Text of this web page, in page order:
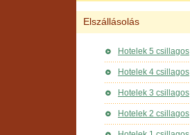
Elszállásolás
Hotelek 5 csillagos
Hotelek 4 csillagos
Hotelek 3 csillagos
Hotelek 2 csillagos